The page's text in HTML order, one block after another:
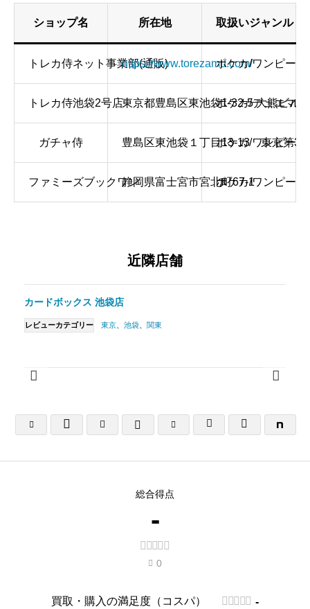
ショップ名 所在地 取扱いジャンル
​トレカ侍ネット事業部(通販)https://www.torezamu.com/ポケカ/ワンピー
​トレカ侍池袋2号店東京都豊島区東池袋1-32-5 大熊ビル2
ポケカ/デュエマ/
ガチャ侍 豊島区東池袋１丁目13-13 東京第3
ポケカ/ワンピース
ファミーズブックワン静岡県富士宮市宮北町67-1ポケカ/ワンピー
近隣店舗
カードボックス 池袋店
レビューカテゴリー 東京 池袋 関東
     
総合得点
-
  
 0
買取・購入の満足度（コスパ）    -